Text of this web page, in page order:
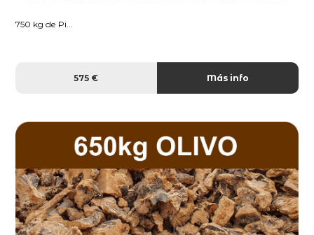
750 kg de Pi...
575 € Más info